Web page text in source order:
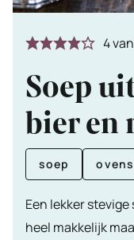
4van
Soep
bier en
soep
Een lekker
heel makkelijk